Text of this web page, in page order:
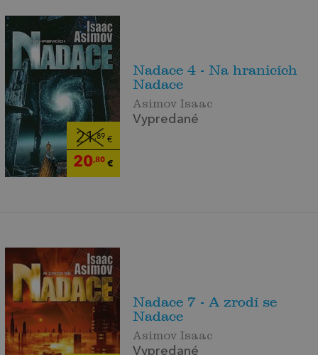
21,89 €
20,80€
Nadace 4 - Na hranicích
Nadace
Asimov Isaac
Vypredané
Nadace 7 - A zrodí se
Nadace
Asimov Isaac
Vypredané